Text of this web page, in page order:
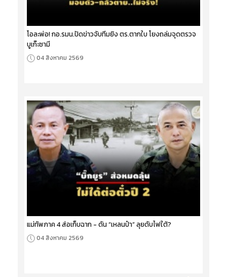
โอละพ่อ! กอ.รมน.ปัดข่าวจับทีมยิง ตร.ตากใบ โยงถล่มจุดตรวจ
บูเก๊ะซามี
04 สิงหาคม 2569
แม่ทัพภาค 4 ส่อเก็บฉาก - ดัน “เหลนป๋า” ลุยดับไฟใต้?
04 สิงหาคม 2569